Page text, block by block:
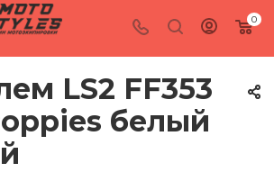
0
LS2 FF353
белый